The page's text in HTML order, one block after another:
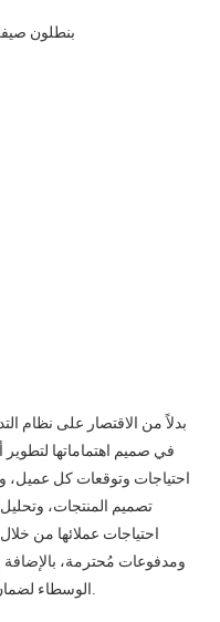
بدلاً من الاقتصار على نظام
في صميم اهتماماتها
احتياجات وتوقعات كل
تصميم المنتجات،
احتياجات عملائها من
ومدفوعات مُحترمة، بالإضافة
الوسطاء لضمان حصولهم على أفضل قيمة مقابل أموالهم.